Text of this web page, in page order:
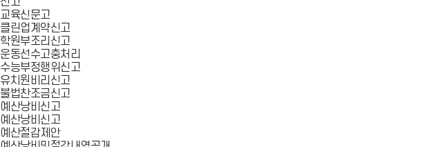
교육신문고
클린업계약신고
학원부조리신고
운동선수고충처리
수능부정행위신고
유치원비리신고
불법찬조금신고
예산낭비신고
예산낭비신고
예산절감제안